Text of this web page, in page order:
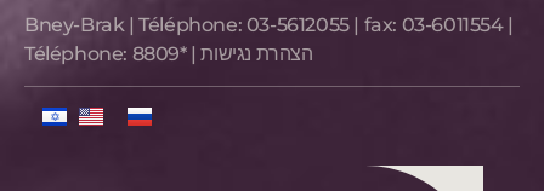
Bney-Brak | Téléphone: 03-5612055| fax: 03-6011554|
Téléphone: 8809*|הצהרת נגישות